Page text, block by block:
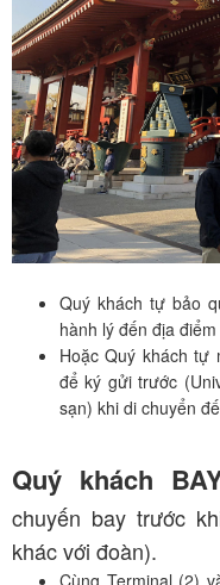
Quý khách tự bảo
hành lý đến địa
Hoặc Quý khách tự
để ký gửi trước
sạn) khi di chuyển
Quý khách
chuyến bay trước
khác với đoàn).